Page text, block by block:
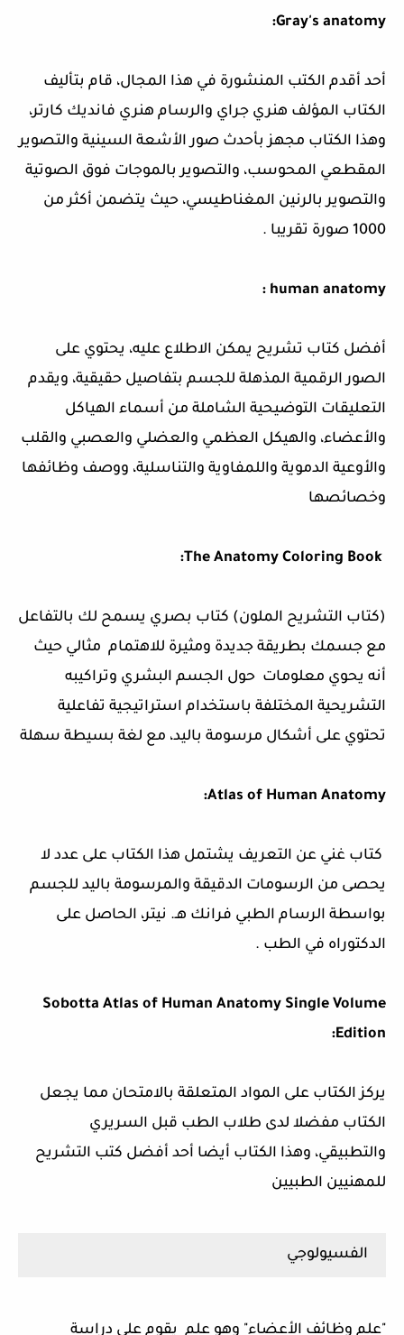
Gray's anatomy:
أحد أقدم الكتب المنشورة في هذا المجال، قام بتأليف
الكتاب المؤلف هنري جراي والرسام هنري فانديك كارتر،
وهذا الكتاب مجهز بأحدث صور الأشعة السينية والتصوير
المقطعي المحوسب، والتصوير بالموجات فوق الصوتية
والتصوير بالرنين المغناطيسي، حيث يتضمن أكثر من
1000 صورة تقريبا .
human anatomy :
أفضل كتاب تشريح يمكن الاطلاع عليه، يحتوي على
الصور الرقمية المذهلة للجسم بتفاصيل حقيقية، ويقدم
التعليقات التوضيحية الشاملة من أسماء الهياكل
والأعضاء، والهيكل العظمي والعضلي والعصبي والقلب
والأوعية الدموية واللمفاوية والتناسلية، ووصف وظائفها
وخصائصها
(كتاب التشريح الملون) كتاب بصري يسمح لك بالتفاعل
مع جسمك بطريقة جديدة ومثيرة للاهتمام مثالي حيث
أنه يحوي معلومات حول الجسم البشري وتراكيبه
التشريحية المختلفة باستخدام استراتيجية تفاعلية
تحتوي على أشكال مرسومة باليد، مع لغة بسيطة سهلة
Atlas of Human Anatomy:
كتاب غني عن التعريف يشتمل هذا الكتاب على عدد لا
يحصى من الرسومات الدقيقة والمرسومة باليد للجسم
بواسطة الرسام الطبي فرانك هـ. نيتر، الحاصل على
الدكتوراه في الطب .
Sobotta Atlas of Human Anatomy Single Volume
Edition:
يركز الكتاب على المواد المتعلقة بالامتحان مما يجعل
الكتاب مفضلا لدى طلاب الطب قبل السريري
والتطبيقي، وهذا الكتاب أيضا أحد أفضل كتب التشريح
للمهنيين الطبيين
الفسيولوجي
"علم وظائف الأعضاء" وهو علم يقوم على دراسة